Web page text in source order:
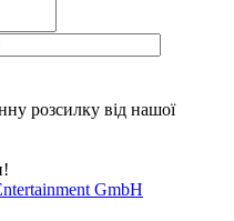
розсилку від нашої